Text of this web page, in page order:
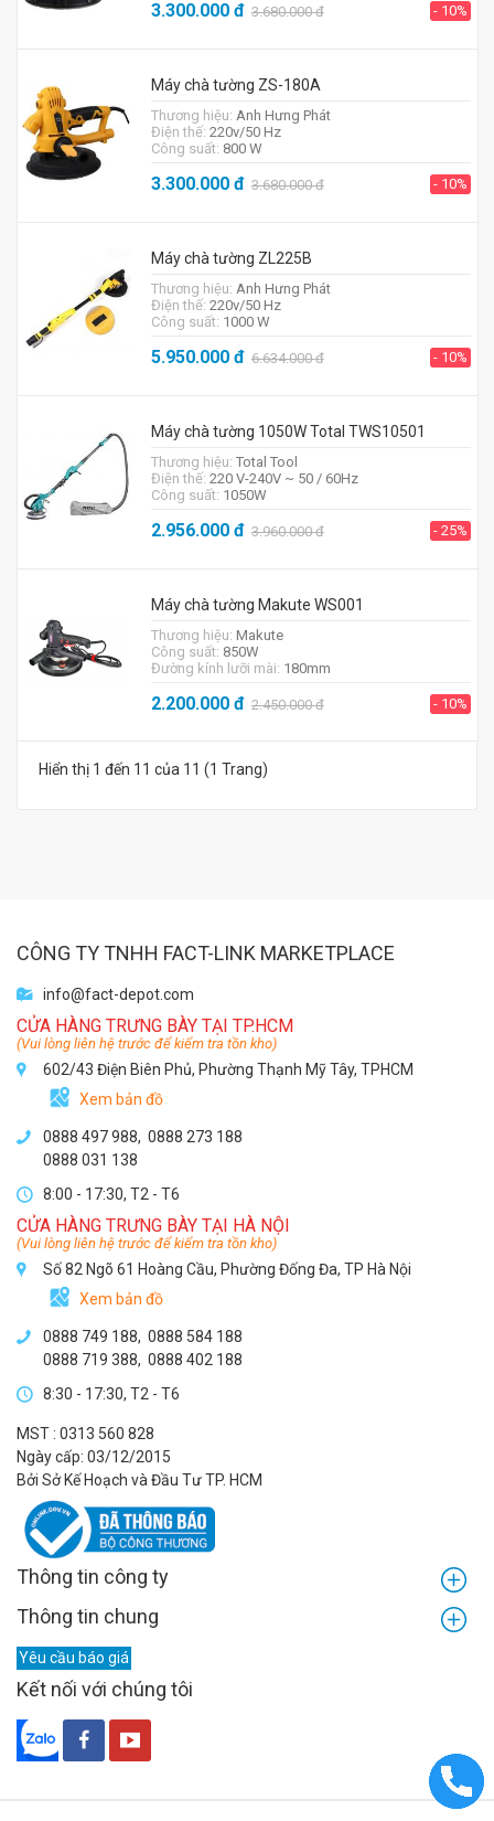
3.300.000đ 3.680.000đ - 10%
Máy chà tường ZS-180A
Thương hiệu: Anh Hưng Phát
Điện thế: 220v/50 Hz
Công suất: 800 W
3.300.000đ 3.680.000đ - 10%
Máy chà tường ZL225B
Thương hiệu: Anh Hưng Phát
Điện thế: 220v/50 Hz
Công suất: 1000 W
5.950.000đ 6.634.000đ - 10%
Máy chà tường 1050W Total TWS10501
Thương hiệu: Total Tool
Điện thế: 220 V-240V ~ 50 / 60Hz
Công suất: 1050W
2.956.000đ 3.960.000đ - 25%
Máy chà tường Makute WS001
Thương hiệu: Makute
Công suất: 850W
Đường kính lưỡi mài: 180mm
2.200.000đ 2.450.000đ - 10%
Hiển thị 1 đến 11 của 11 (1 Trang)
CÔNG TY TNHH FACT-LINK MARKETPLACE
info@fact-depot.com
CỬA HÀNG TRƯNG BÀY TẠI TP.HCM
(Vui lòng liên hệ trước để kiểm tra tồn kho)
602/43 Điện Biên Phủ, Phường Thạnh Mỹ Tây, TPHCM
Xem bản đồ
0888 497 988, 0888 273 188
0888 031 138
8:00 - 17:30, T2 - T6
CỬA HÀNG TRƯNG BÀY TẠI HÀ NỘI
(Vui lòng liên hệ trước để kiểm tra tồn kho)
Số 82 Ngõ 61 Hoàng Cầu, Phường Đống Đa, TP Hà Nội
Xem bản đồ
0888 749 188, 0888 584 188
0888 719 388, 0888 402 188
8:30 - 17:30, T2 - T6
MST : 0313 560 828
Ngày cấp: 03/12/2015
Bởi Sở Kế Hoạch và Đầu Tư TP. HCM
Thông tin công ty
Thông tin chung
Yêu cầu báo giá
Kết nối với chúng tôi